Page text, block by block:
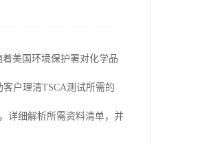
美国环境保护署对化学品
户理清TSCA测试所需的
详细解析所需资料清单，并